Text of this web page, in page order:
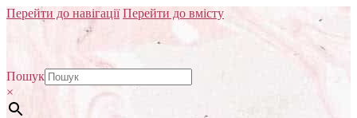
Перейти до навігації Перейти до вмісту
Пошук
×